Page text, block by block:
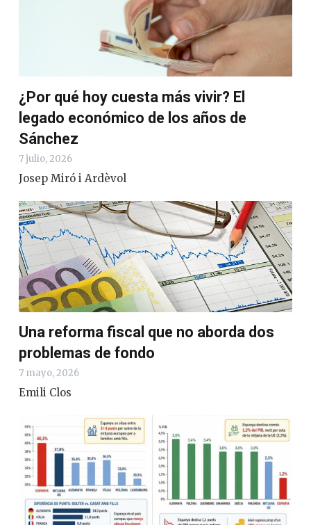
¿Por qué hoy cuesta más vivir? El
legado económico de los años de
Sánchez
7 julio, 2026
Josep Miró i Ardèvol
Una reforma fiscal que no aborda dos
problemas de fondo
7 mayo, 2026
Emili Clos